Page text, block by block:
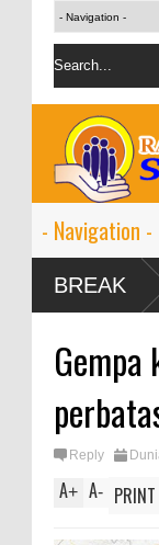
BREAK
9-11
Reply
A+ A- PRINT